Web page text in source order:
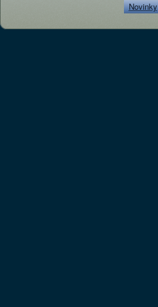
Novinky